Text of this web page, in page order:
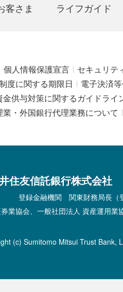
客さま ライフガイド
個人情報保護宣言 セキュリテ
度に関する期限日
電子決済
金供与対策に関するガイドラ
・外国銀行代理業務について
住友信託銀行株式会社
登録金融機関 関東財務局長（
業協会、一般社団法人 資産運用業
(c) Sumitomo Mitsui Trust Bank,